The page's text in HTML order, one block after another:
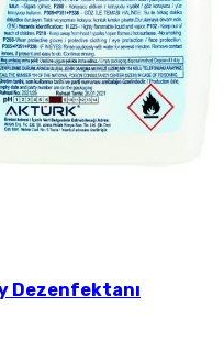
Dezenfektanı